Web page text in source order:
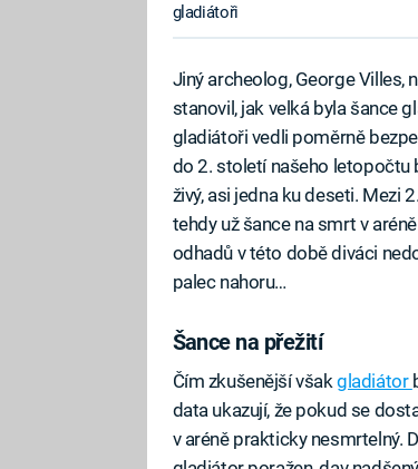
gladiátoři
Jiný archeolog, George Villes,
stanovil, jak velká byla šance
gladiátoři vedli poměrně
do 2. století našeho letopočtu
živý, asi jedna ku deseti. Mezi
tehdy už šance na smrt v
odhadů v této době diváci
palec nahoru…
Šance na přežití
Čím zkušenější všakgladiátor
data ukazují, že pokud se
v aréně prakticky nesmrtelný.